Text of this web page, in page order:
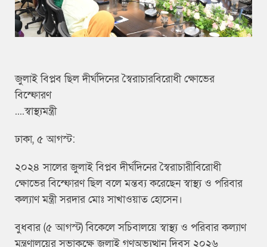
জুলাই বিপ্লব ছিল দীর্ঘদিনের স্বৈরাচারবিরোধী ক্ষোভের
বিস্ফোরণ
....স্বাস্থ্যমন্ত্রী
ঢাকা, ৫ আগস্ট:
২০২৪ সালের জুলাই বিপ্লব দীর্ঘদিনের স্বৈরাচারীবিরোধী
ক্ষোভের বিস্ফোরণ ছিল বলে মন্তব্য করেছেন স্বাস্থ্য ও পরিবার
কল্যাণ মন্ত্রী সরদার মোঃ সাখাওয়াত হোসেন।
বুধবার (৫ আগস্ট) বিকেলে সচিবালয়ে স্বাস্থ্য ও পরিবার কল্যাণ
মন্ত্রণালয়ের সভাকক্ষে জুলাই গণঅভ্যুত্থান দিবস ২০২৬